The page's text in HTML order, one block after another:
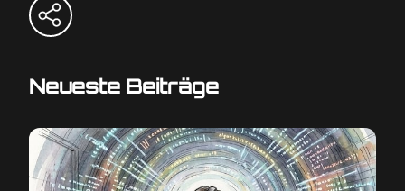
Neueste Beiträge